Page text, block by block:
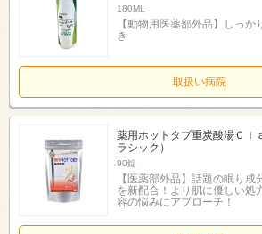
180ML
【動物用医薬部外品】しっか
き
取扱い病院
薬用ホットタブ重炭酸湯Ｃｌ
ラシック）
90錠
【医薬部外品】話題の眠り成
を新配合！より肌に優しい処
容の悩みにアプローチ！